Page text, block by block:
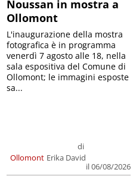
Noussan in mostra a
Ollomont
Ollomont
di
Erika David
il 06/08/2026
L'inaugurazione della mostra
fotografica è in programma
venerdì 7 agosto alle 18, nella
sala espositiva del Comune di
Ollomont; le immagini esposte
sa...